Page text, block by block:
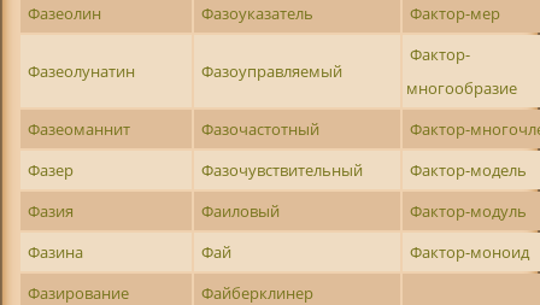
Фазеолин
Фазоуказатель Фактор-мер
Фазеолунатин Фазоуправляемый
Фактор-
многообразие
Фазеоманнит
Фазочастотный
Фактор-
Фазер
Фазочувствительный
Фактор-модель
Фазия
Фаиловый
Фактор-модуль
Фазина
Фай
Фактор-моноид
Фазирование
Файберклинер